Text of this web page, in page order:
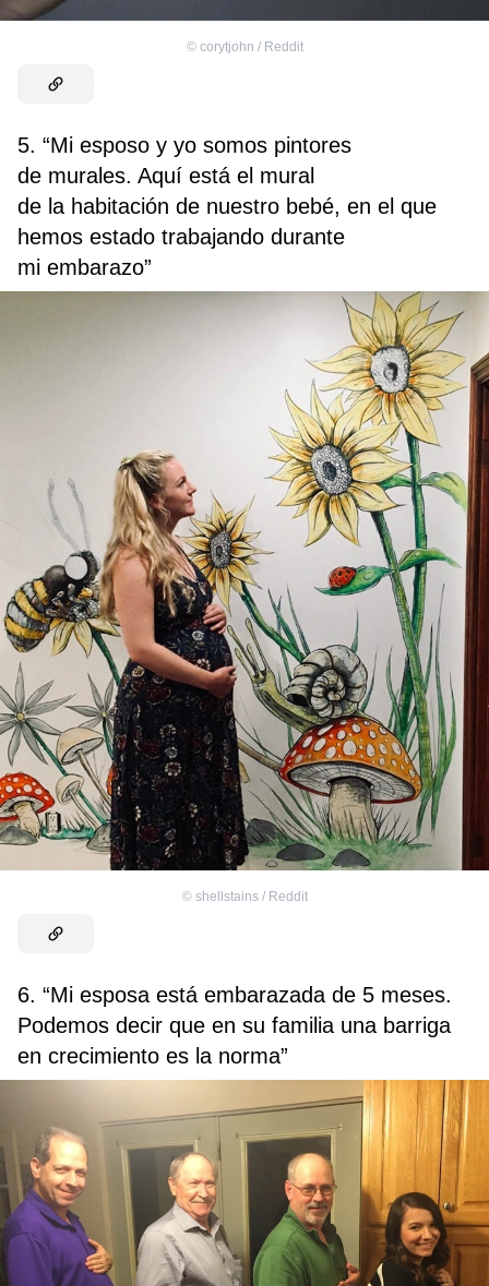
© corytjohn / Reddit
5. “Mi esposo y yo somos pintores
de murales. Aquí está el mural
de la habitación de nuestro bebé, en el que
hemos estado trabajando durante
mi embarazo”
© shellstains / Reddit
6. “Mi esposa está embarazada de 5 meses.
Podemos decir que en su familia una barriga
en crecimiento es la norma”